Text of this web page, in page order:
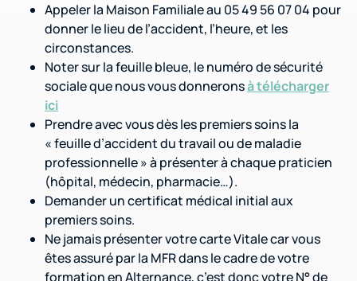
Appeler la Maison Familiale au 05 49 56 07 04 pour
donner le lieu de l’accident, l’heure, et les
circonstances.
Noter sur la feuille bleue, le numéro de sécurité
sociale que nous vous donneronsà télécharger
ici
Prendre avec vous dès les premiers soins la
« feuille d’accident du travail ou de maladie
professionnelle » à présenter à chaque praticien
(hôpital, médecin, pharmacie…).
Demander un certificat médical initial aux
premiers soins.
Ne jamais présenter votre carte Vitale car vous
êtes assuré par la MFR dans le cadre de votre
formation en Alternance, c’est donc votre N° de